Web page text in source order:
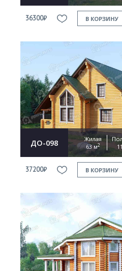
36300₽ В КОРЗИНУ
ДО-098
Жилая
63 м2
37200₽ В КОРЗИНУ